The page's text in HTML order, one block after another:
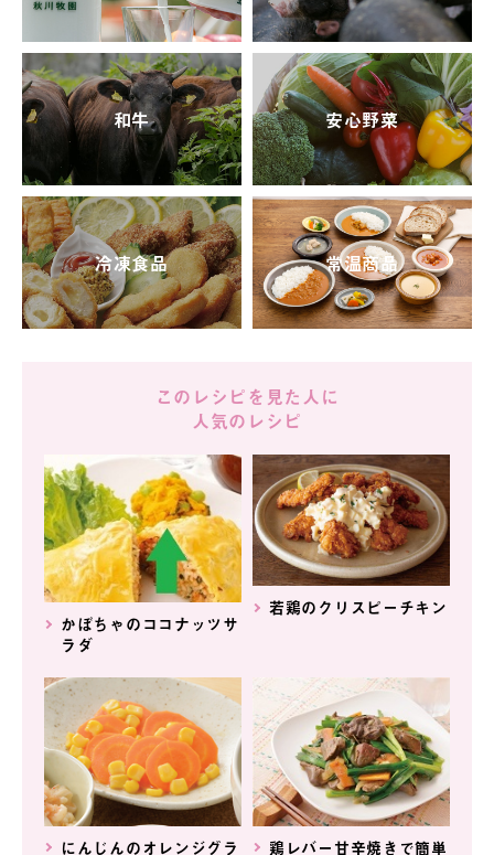
和牛 安心野菜
冷凍食品 常温商品
このレシピを見た人に
人気のレシピ
かぼちゃのココナッツサ
ラダ
若鶏のクリスピーチキン
にんじんのオレンジグラ 鶏レバー甘辛焼きで簡単